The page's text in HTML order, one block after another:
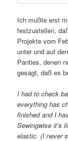
Ich mußte erst
festzustellen,
Projekte vom
unter und auf
Panties, denen
gesagt, daß es
I had to check
everything has
finished and I
Sewingwise it’s
elastic. (I never